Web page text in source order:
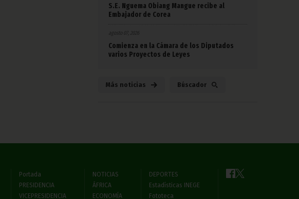
S.E. Nguema Obiang Mangue recibe al
Embajador de Corea
agosto 07, 2026
Comienza en la Cámara de los Diputados
varios Proyectos de Leyes
Más noticias Búscador
Portada
PRESIDENCIA
VICEPRESIDENCIA
NOTICIAS
ÁFRICA
ECONOMÍA
DEPORTES
Estadísticas INEGE
Fototeca